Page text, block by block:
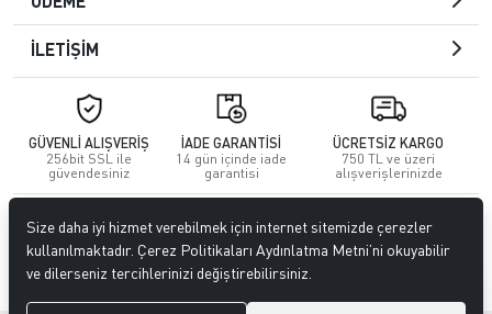
İLETİŞİM
GÜVENLİ ALIŞVERİŞ
256bit SSL ile
güvendesiniz
İADE GARANTİSİ
14 gün içinde iade
garantisi
ÜCRETSİZ KARGO
750 TL ve üzeri
alışverişlerinizde
ŞİRKETİ. Tüm hakları saklıdır.
Size daha iyi hizmet verebilmek için internet sitemizde çerezler
kullanılmaktadır. Çerez Politikaları Aydınlatma Metni’ni okuyabilir
ve dilerseniz tercihlerinizi değiştirebilirsiniz.